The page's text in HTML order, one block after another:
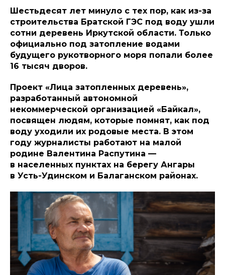
Шестьдесят лет минуло с тех пор, как из-за
строительства Братской ГЭС под воду ушли
сотни деревень Иркутской области. Только
официально под затопление водами
будущего рукотворного моря попали более
16 тысяч дворов.
Проект «Лица затопленных деревень»,
разработанный автономной
некоммерческой организацией «Байкал»,
посвящен людям, которые помнят, как под
воду уходили их родовые места. В этом
году журналисты работают на малой
родине Валентина Распутина —
в населенных пунктах на берегу Ангары
в Усть-Удинском и Балаганском районах.